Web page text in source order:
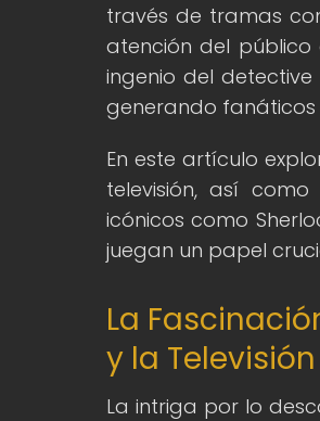
través de tramas
atención del público
ingenio del
generando fanáticos
En este artículo
televisión, así
icónicos como
juegan un papel
La
y la Televisión
La intriga por lo